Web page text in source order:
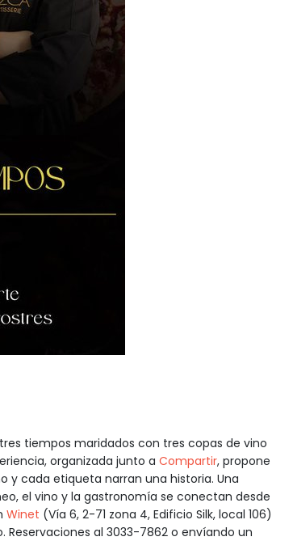
tiempos maridados con tres copas de vino
organizada junto a Compartir, propone
y cada etiqueta narran una historia. Una
el vino y la gastronomía se conectan desde
Winet (Vía 6, 2-71 zona 4, Edificio Silk, local 106)
Reservaciones al 3033-7862 o envíando un